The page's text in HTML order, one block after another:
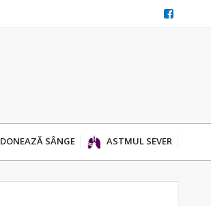
DONEAZĂ SÂNGE ASTMUL SEVER